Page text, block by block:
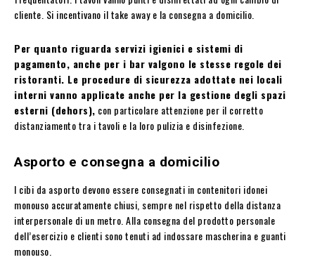
cliente. Si incentivano il take away e la consegna a domicilio.
Per quanto riguarda servizi igienici e sistemi di
pagamento, anche per i bar valgono le stesse regole dei
ristoranti. Le procedure di sicurezza adottate nei locali
interni vanno applicate anche per la gestione degli spazi
esterni (dehors), con particolare attenzione per il corretto
distanziamento tra i tavoli e la loro pulizia e disinfezione.
Asporto e consegna a domicilio
I cibi da asporto devono essere consegnati in contenitori idonei
monouso accuratamente chiusi, sempre nel rispetto della distanza
interpersonale di un metro. Alla consegna del prodotto personale
dell’esercizio e clienti sono tenuti ad indossare mascherina e guanti
monouso.